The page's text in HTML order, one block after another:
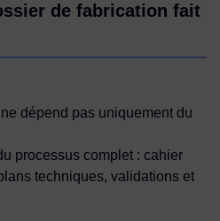
de fabrication fait
dépend pas uniquement du
processus complet : cahier
techniques, validations et